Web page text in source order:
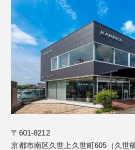
〒601-8212
京都市南区久世上久世町605（久世